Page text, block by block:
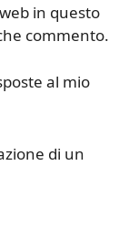
in questo
commento.
al mio
di un